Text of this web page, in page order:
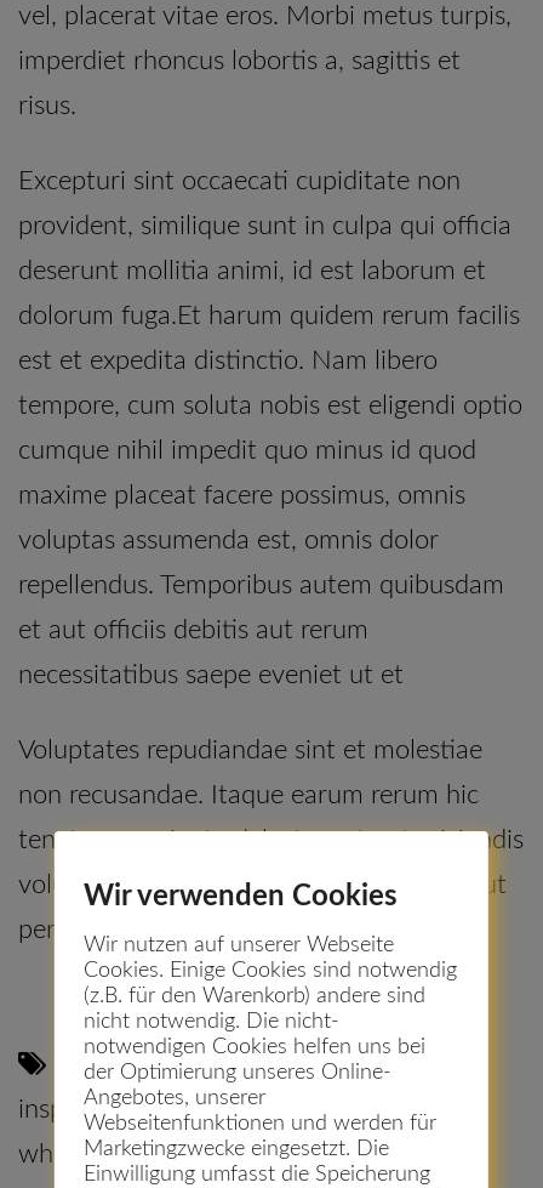
vel, placerat vitae eros. Morbi metus turpis,
imperdiet rhoncus lobortis a, sagittis et
risus.
Excepturi sint occaecati cupiditate non
provident, similique sunt in culpa qui officia
deserunt mollitia animi, id est laborum et
dolorum fuga.Et harum quidem rerum facilis
est et expedita distinctio. Nam libero
tempore, cum soluta nobis est eligendi optio
cumque nihil impedit quo minus id quod
maxime placeat facere possimus, omnis
voluptas assumenda est, omnis dolor
repellendus. Temporibus autem quibusdam
et aut officiis debitis aut rerum
necessitatibus saepe eveniet ut et
Voluptates repudiandae sint et molestiae
non recusandae. Itaque earum rerum hic
tenetur a sapiente delectus, ut aut reiciendis
voluptatibus maiores alias consequatur aut
perferendis doloribus asperiores repellat.
cup, decor,design,flower,home
inspiration,interior,lifes plant, room
white
Wir verwenden Cookies
Wir nutzen auf unserer Webseite
Cookies. Einige Cookies sind notwendig
(z.B. für den Warenkorb) andere sind
nicht notwendig. Die nicht-
notwendigen Cookies helfen uns bei
der Optimierung unseres Online-
Angebotes, unserer
Webseitenfunktionen und werden für
Marketingzwecke eingesetzt. Die
Einwilligung umfasst die Speicherung